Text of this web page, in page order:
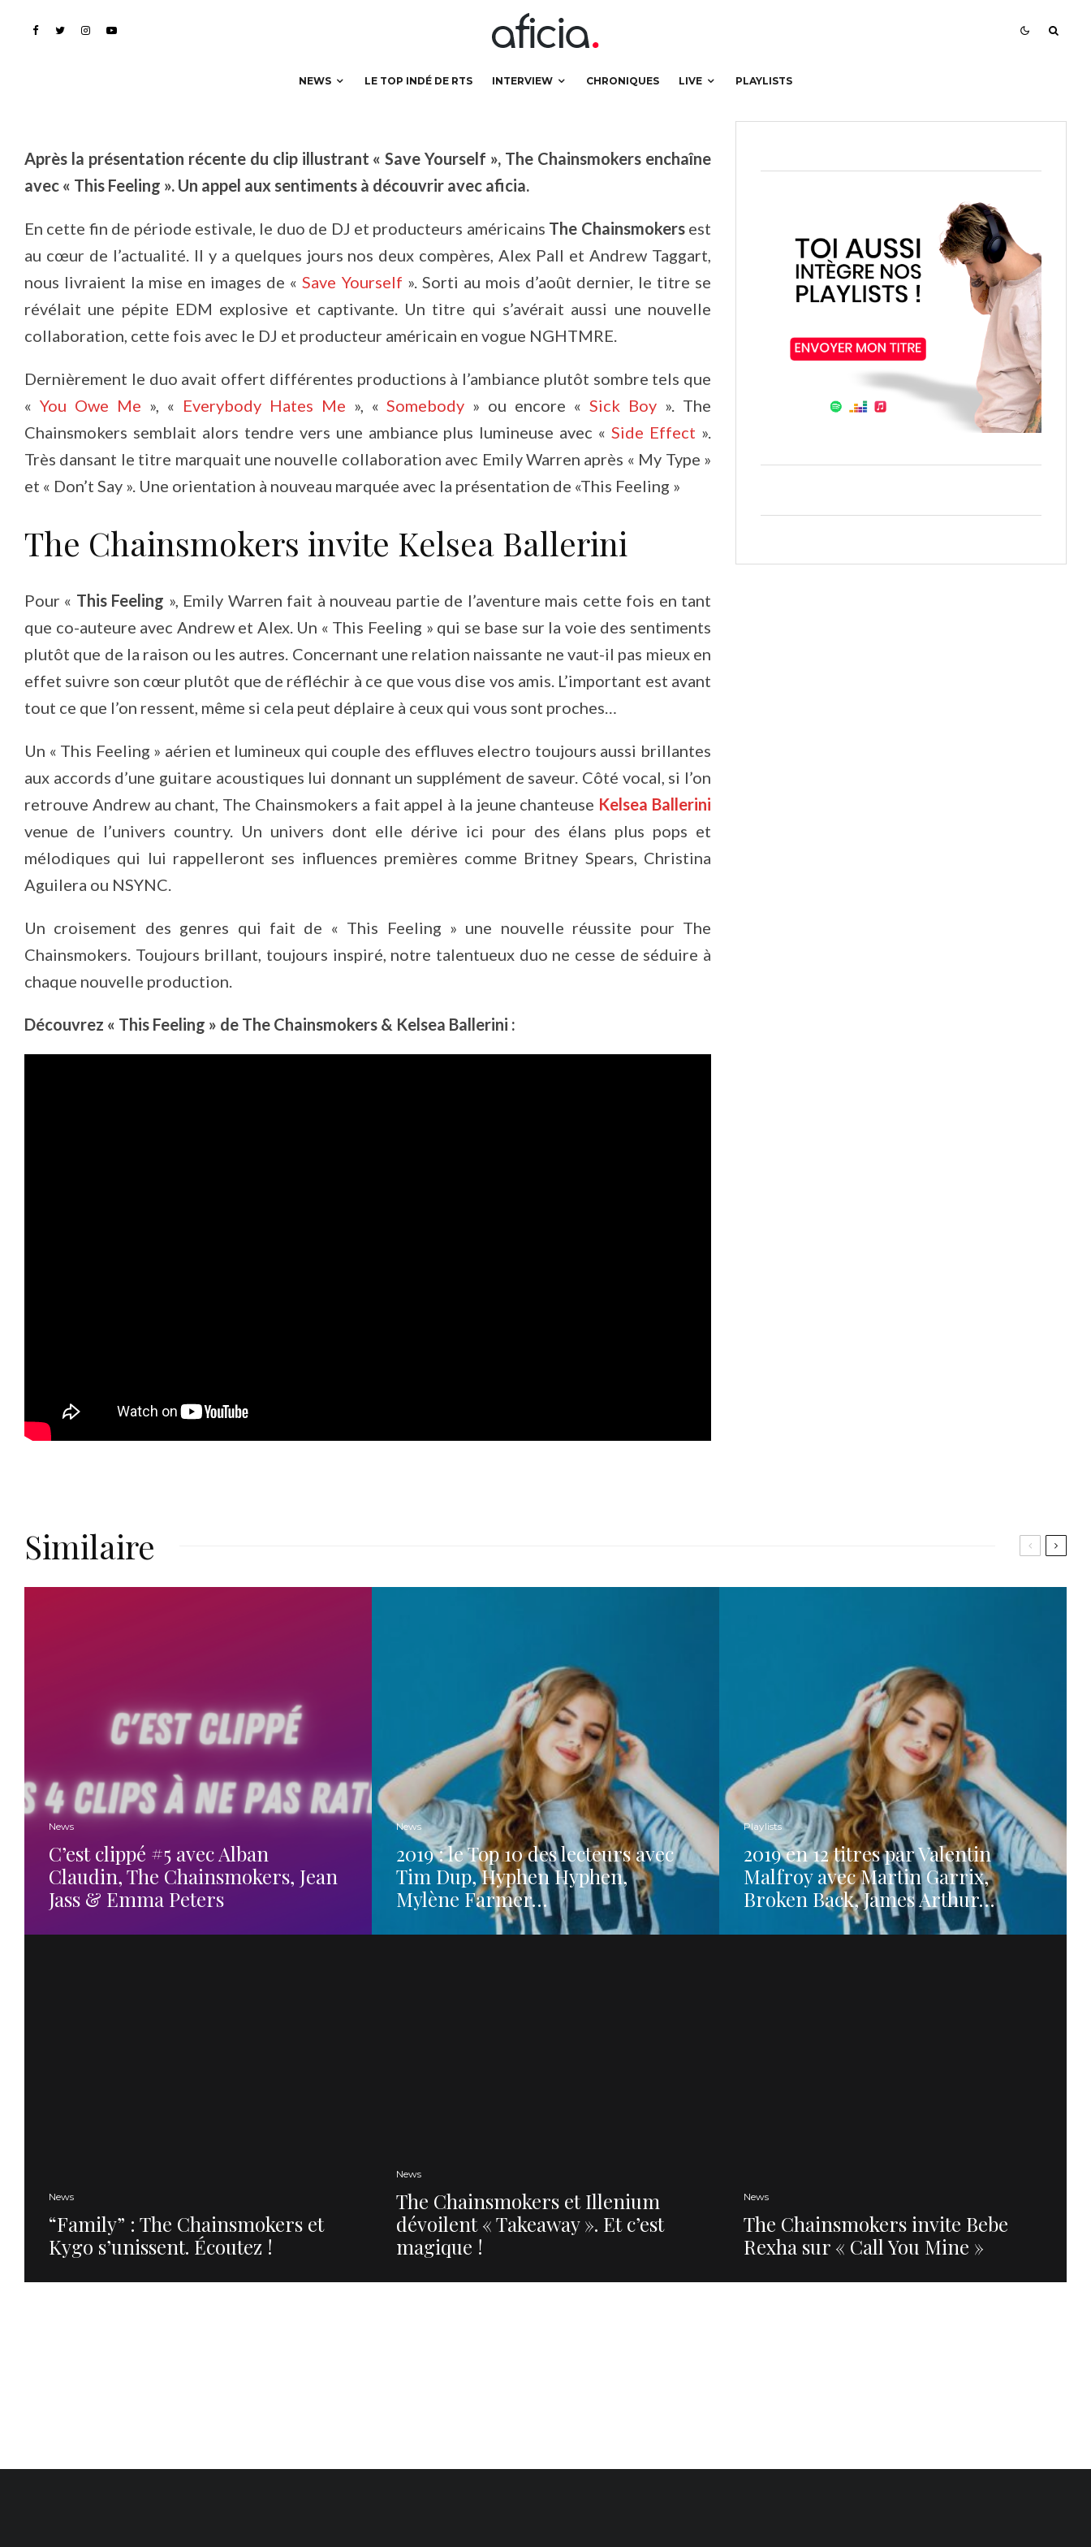
NEWS LE TOP INDÉ DE RTS INTERVIEW CHRONIQUES LIVE PLAYLISTS
« This Feeling »
Après la présentation récente du clip illustrant « Save Yourself », The Chainsmokers enchaîne
avec « This Feeling ». Un appel aux sentiments à découvrir avec aficia.
En cette fin de période estivale, le duo de DJ et producteurs américains The Chainsmokersest
au cœur de l’actualité. Il y a quelques jours nos deux compères, Alex Pall et Andrew Taggart,
nous livraient la mise en images de « Save Yourself ». Sorti au mois d’août dernier, le titre se
révélait une pépite EDM explosive et captivante. Un titre qui s’avérait aussi une nouvelle
collaboration, cette fois avec le DJ et producteur américain en vogue NGHTMRE.
Dernièrement le duo avait offert différentes productions à l’ambiance plutôt sombre tels que
« You Owe Me », « Everybody Hates Me », «Somebody » ou encore «Sick Boy ». The
Chainsmokers semblait alors tendre vers une ambiance plus lumineuse avec «Side Effect ».
Très dansant le titre marquait une nouvelle collaboration avec Emily Warren après « My Type »
et « Don’t Say ». Une orientation à nouveau marquée avec la présentation de «This Feeling »
The Chainsmokers invite Kelsea Ballerini
Pour « This Feeling », Emily Warren fait à nouveau partie de l’aventure mais cette fois en tant
que co-auteure avec Andrew et Alex. Un « This Feeling » qui se base sur la voie des sentiments
plutôt que de la raison ou les autres. Concernant une relation naissante ne vaut-il pas mieux en
effet suivre son cœur plutôt que de réfléchir à ce que vous dise vos amis. L’important est avant
tout ce que l’on ressent, même si cela peut déplaire à ceux qui vous sont proches…
Un « This Feeling » aérien et lumineux qui couple des effluves electro toujours aussi brillantes
aux accords d’une guitare acoustiques lui donnant un supplément de saveur. Côté vocal, si l’on
retrouve Andrew au chant, The Chainsmokers a fait appel à la jeune chanteuse Kelsea Ballerini
venue de l’univers country. Un univers dont elle dérive ici pour des élans plus pops et
mélodiques qui lui rappelleront ses influences premières comme Britney Spears, Christina
Aguilera ou NSYNC.
Un croisement des genres qui fait de « This Feeling » une nouvelle réussite pour The
Chainsmokers. Toujours brillant, toujours inspiré, notre talentueux duo ne cesse de séduire à
chaque nouvelle production.
Découvrez « This Feeling » de The Chainsmokers & Kelsea Ballerini :
Similaire
News
C’est clippé #5 avec Alban
Claudin, The Chainsmokers, Jean
Jass & Emma Peters
News
2019 : le Top 10 des lecteurs avec
Tim Dup, Hyphen Hyphen,
Mylène Farmer…
Playlists
2019 en 12 titres par Valentin
Malfroy avec Martin Garrix,
Broken Back, James Arthur…
News
“Family” : The Chainsmokers et
Kygo s’unissent. Écoutez !
News
The Chainsmokers et Illenium
dévoilent « Takeaway ». Et c’est
magique !
News
The Chainsmokers invite Bebe
Rexha sur « Call You Mine »